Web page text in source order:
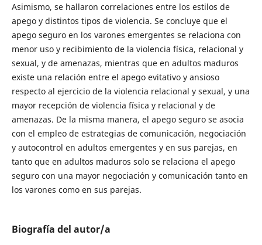
Asimismo, se hallaron correlaciones entre los estilos de
apego y distintos tipos de violencia. Se concluye que el
apego seguro en los varones emergentes se relaciona con
menor uso y recibimiento de la violencia física, relacional y
sexual, y de amenazas, mientras que en adultos maduros
existe una relación entre el apego evitativo y ansioso
respecto al ejercicio de la violencia relacional y sexual, y una
mayor recepción de violencia física y relacional y de
amenazas. De la misma manera, el apego seguro se asocia
con el empleo de estrategias de comunicación, negociación
y autocontrol en adultos emergentes y en sus parejas, en
tanto que en adultos maduros solo se relaciona el apego
seguro con una mayor negociación y comunicación tanto en
los varones como en sus parejas.
Biografía del autor/a